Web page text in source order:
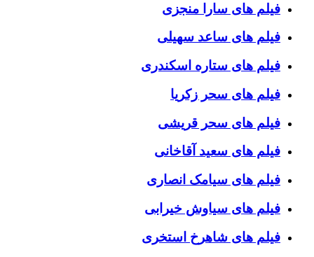
فیلم های سارا منجزی
فیلم های ساعد سهیلی
فیلم های ستاره اسکندری
فیلم های سحر زکریا
فیلم های سحر قریشی
فیلم های سعید آقاخانی
فیلم های سیامک انصاری
فیلم های سیاوش خیرابی
فیلم های شاهرخ استخری